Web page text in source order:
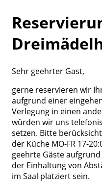
Sehr geehrter Gast,
gerne reservieren wir
aufgrund einer
Verlegung in einen
würden wir uns
setzen. Bitte
der Küche MO-FR 17-
geehrte Gäste
der Einhaltung von
im Saal platziert sein.